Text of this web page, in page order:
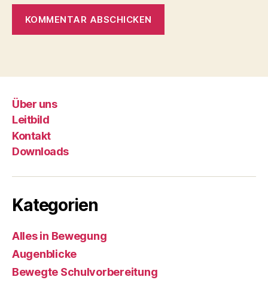
Über uns
Leitbild
Kontakt
Downloads
Kategorien
Alles in Bewegung
Augenblicke
Bewegte Schulvorbereitung